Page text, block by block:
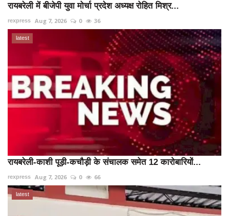
रायबरेली में बीजेपी युवा मोर्चा प्रदेश अध्यक्ष रोहित मिश्र...
rexpress Aug 7, 2026 0 36
latest
रायबरेली-काशी पूड़ी-कचौड़ी के संचालक समेत 12 कारोबारियों...
rexpress Aug 7, 2026 0 66
latest